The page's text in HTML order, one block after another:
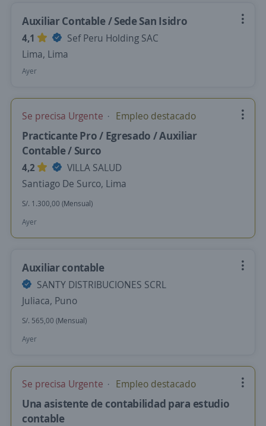
Auxiliar Contable / Sede San Isidro
4,1
Sef Peru Holding SAC
Lima, Lima
Ayer
Se precisa Urgente Empleo destacado
Practicante Pro / Egresado / Auxiliar
Contable / Surco
4,2
VILLA SALUD
Santiago De Surco, Lima
S/. 1.300,00 (Mensual)
Ayer
Auxiliar contable
SANTY DISTRIBUCIONES SCRL
Juliaca, Puno
S/. 565,00 (Mensual)
Ayer
Se precisa Urgente Empleo destacado
Una asistente de contabilidad para estudio
contable